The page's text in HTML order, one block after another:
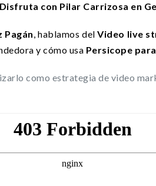
con Pilar Carrizosa en
Pagán, hablamos del Video live
y cómo usa Persicope
como estrategia de video